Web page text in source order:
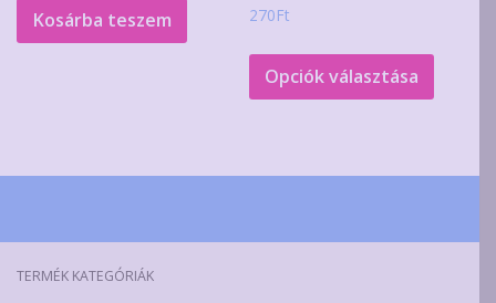
was:
750Ft.
is:
600Ft.
Kosárba teszem
270Ft
Opciók választása
Ennek
TERMÉK KATEGÓRIÁK